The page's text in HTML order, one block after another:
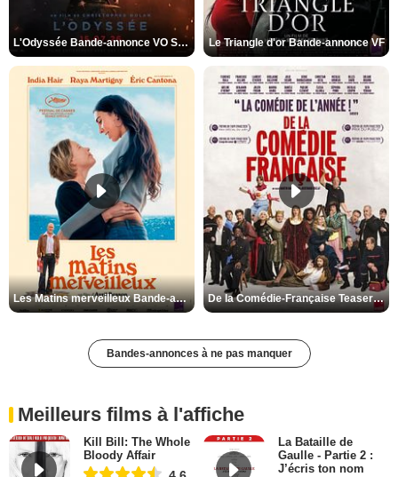
L'Odyssée Bande-annonce VO STFR Le Triangle d'or Bande-annonce VF
Les Matins merveilleux Bande-annonce VF De la Comédie-Française Teaser VF
Bandes-annonces à ne pas manquer
Meilleurs films à l'affiche
Kill Bill: The Whole
Bloody Affair
La Bataille de
Gaulle - Partie 2 :
J’écris ton nom